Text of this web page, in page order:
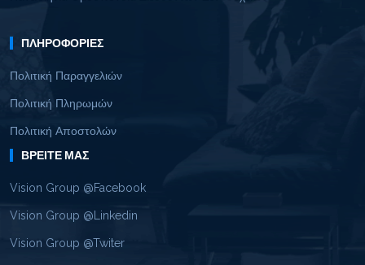
ΠΛΗΡΟΦΟΡΊΕΣ
Πολιτική Παραγγελιών
Πολιτική Πληρωμών
Πολιτική Αποστολών
ΒΡΕΊΤΕ ΜΑΣ
Vision Group @Facebook
Vision Group @Linkedin
Vision Group @Twiter